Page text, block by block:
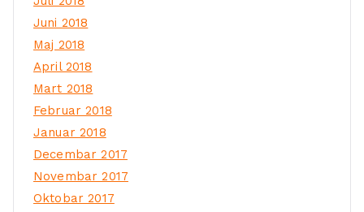
Juni 2018
Maj 2018
April 2018
Mart 2018
Februar 2018
Januar 2018
Decembar 2017
Novembar 2017
Oktobar 2017